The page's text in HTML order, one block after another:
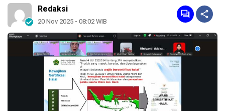
Redaksi
20 Nov 2025 - 08:02 WIB